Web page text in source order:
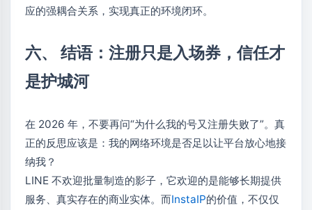
应的强耦合关系，实现真正的环境闭环。
六、 结语：注册只是入场券，信任才
是护城河
在 2026 年，不要再问“为什么我的号又注册失败了”。真
正的反思应该是：我的网络环境是否足以让平台放心地接
纳我？
LINE 不欢迎批量制造的影子，它欢迎的是能够长期提供
服务、真实存在的商业实体。而InstaIP的价值，不仅仅